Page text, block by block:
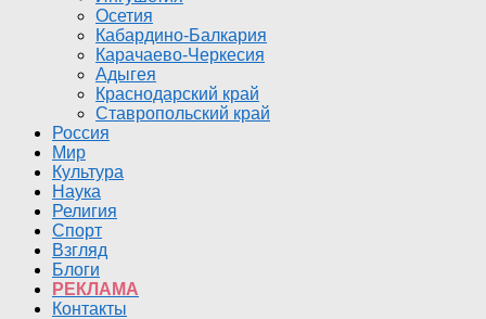
Осетия
Кабардино-Балкария
Карачаево-Черкесия
Адыгея
Краснодарский край
Ставропольский край
Россия
Мир
Культура
Наука
Религия
Спорт
Взгляд
Блоги
РЕКЛАМА
Контакты